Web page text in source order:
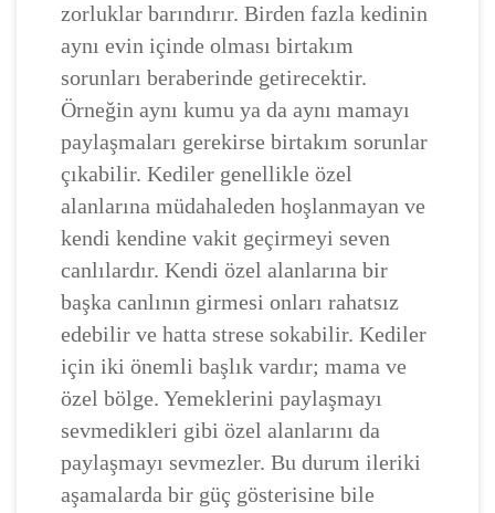
zorluklar barındırır. Birden fazla kedinin
aynı evin içinde olması birtakım
sorunları beraberinde getirecektir.
Örneğin aynı kumu ya da aynı mamayı
paylaşmaları gerekirse birtakım sorunlar
çıkabilir. Kediler genellikle özel
alanlarına müdahaleden hoşlanmayan ve
kendi kendine vakit geçirmeyi seven
canlılardır. Kendi özel alanlarına bir
başka canlının girmesi onları rahatsız
edebilir ve hatta strese sokabilir. Kediler
için iki önemli başlık vardır; mama ve
özel bölge. Yemeklerini paylaşmayı
sevmedikleri gibi özel alanlarını da
paylaşmayı sevmezler. Bu durum ileriki
aşamalarda bir güç gösterisine bile